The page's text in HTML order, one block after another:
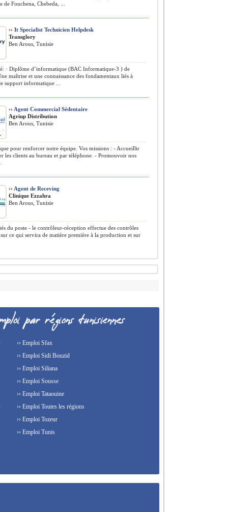
de Fouchena, Chebeda, ...
›› It Specialist Technicien Helpdesk
Transglory
Ben Arous, Tunisie
· Diplôme d’informatique (BAC Informatique›3 ) de
maîtrise et une connaissance des fondamentaux liés à
support informatique ...
›› Agent Commercial Sédentaire
Agriup Distribution
Ben Arous, Tunisie
pour renforcer notre équipe. Vos missions : - Accueillir
les clients au bureau et par téléphone. - Promouvoir nos
›› Agent de Receving
Clinique Ezzahra
Ben Arous, Tunisie
du poste - le contrôleur-réception effectue des contrôles
ce qui servira de matière première à la production et sur
›› Emploi Sfax
›› Emploi Sidi Bouzid
›› Emploi Siliana
›› Emploi Sousse
›› Emploi Tataouine
›› Emploi Toutes les régions
›› Emploi Tozeur
›› Emploi Tunis